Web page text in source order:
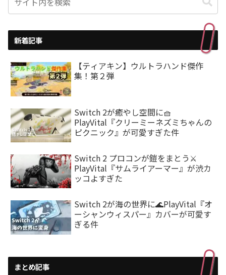
新着記事
【ティアキン】ウルトラハンド傑作
集！第２弾
Switch 2が癒やし空間に🧺
PlayVital『クリーミーネズミちゃんの
ピクニック』が可愛すぎた件
Switch 2 プロコンが鎧をまとう⚔️
PlayVital『サムライアーマー』が渋カ
ッコよすぎた
Switch 2が海の世界に🌊PlayVital『オ
ーシャンウィスパー』カバーが可愛す
ぎる件
まとめ記事